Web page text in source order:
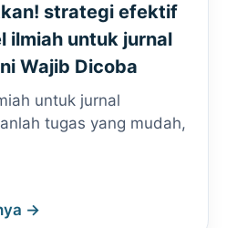
strategi efektif
ilmiah untuk jurnal
Wajib Dicoba
untuk jurnal
tugas yang mudah,
→